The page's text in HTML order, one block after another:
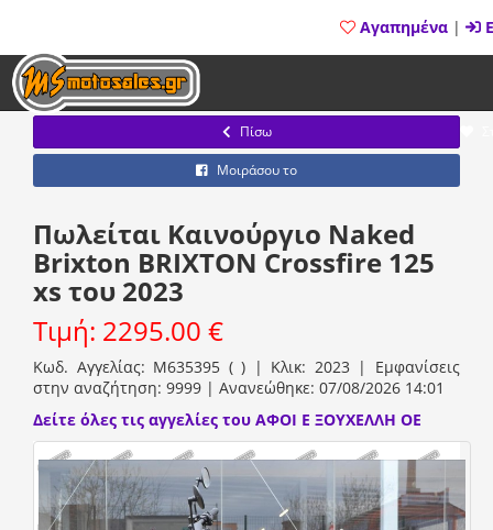
Αγαπημένα |
Πίσω
Μοιράσου το
Πωλείται Καινούργιο Naked
Brixton BRIXTON Crossfire 125
xs του 2023
Τιμή: 2295.00 €
Κωδ. Αγγελίας: M635395 ( ) | Κλικ: 2023 | Εμφανίσεις
στην αναζήτηση: 9999 | Ανανεώθηκε: 07/08/2026 14:01
Δείτε όλες τις αγγελίες του ΑΦΟΙ Ε ΞΟΥΧΕΛΛΗ ΟΕ